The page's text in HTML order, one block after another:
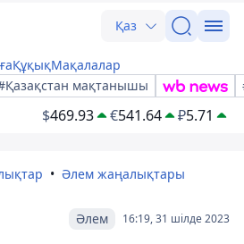
Қаз
ҚұқықМақалалар
мақтанышы
$469.93 €541.64 ₽5.71
Әлем жаңалықтары
16:19, 31 шілде 2023
Әлем